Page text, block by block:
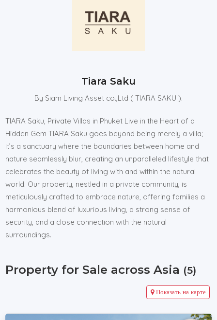
Tiara Saku
By Siam Living Asset co.,Ltd ( TIARA SAKU ).
TIARA Saku, Private Villas in Phuket Live in the Heart of a
Hidden Gem TIARA Saku goes beyond being merely a villa;
it’s a sanctuary where the boundaries between home and
nature seamlessly blur, creating an unparalleled lifestyle that
celebrates the beauty of living with and within the natural
world. Our property, nestled in a private community, is
meticulously crafted to embrace nature, offering families a
harmonious blend of luxurious living, a strong sense of
security, and a close connection with the natural
surroundings.
Property for Sale across Asia (5)
Показать на карте